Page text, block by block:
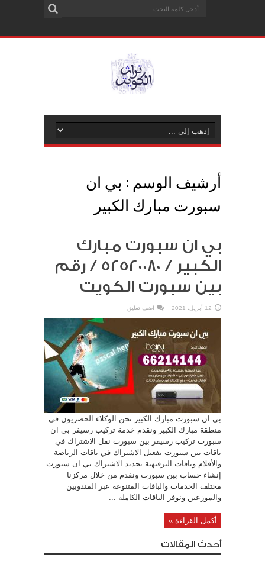
أرشيف الوسم : بي ان
سبورت مبارك الكبير
بي ان سبورت مبارك
الكبير / 52520080 / رقم
بين سبورت الكويت
12 أبريل، 2021 اضف تعليق
بي ان سبورت مبارك الكبير نحن الوكلاء الحصريون في
منطقة مبارك الكبير ونقدم خدمة تركيب رسيفر بي ان
سبورت تركيب رسيفر بين سبورت نقل الاشتراك في
باقات بين سبورت تفعيل الاشتراك في باقات الرياضة
والأفلام وباقات الترفيهية تجديد الاشتراك بي ان سبورت
إنشاء حساب بين سبورت ونقدم من خلال مركزنا
مختلف الخدمات والباقات المتنوعة عبر المندوبين
والموزعين ونوفر الباقات الكاملة ...
أكمل القراءة »
أحدث المقالات